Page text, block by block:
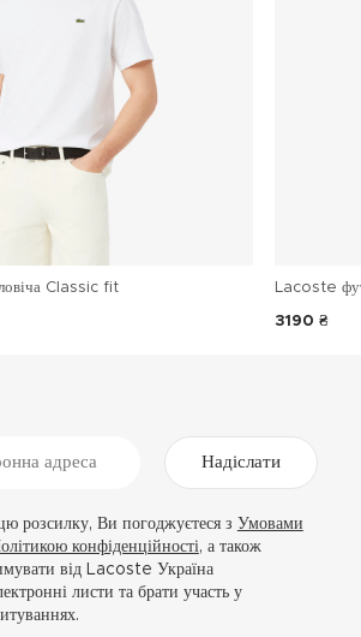
Classic fit Lacoste
3190 ₴
Надіслати
розсилку, Ви погоджуєтеся з Умовами
конфіденційності, а також
від Lacoste Україна
листи та брати участь у